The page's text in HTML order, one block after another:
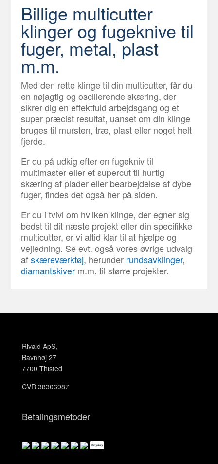
Billige multicutter
klinger og fugeknive til
fuger, metal, plast
m.m.
Med den rette klinge til din multicutter, får du
en nøjagtig og oscillerende skæring, der
sikrer dig en effektfuld arbejdsgang og et
super præcist resultat, uanset om din klinge
bruges til mursten, træ, plast eller noget helt
fjerde.
Er du på udkig efter en fugekniv til
multimaster eller et supercut til hurtig
skæring af plader eller bearbejdelse af dybe
fuger, findes det også her på siden.
Er du i tvivl om hvilken klinge, der egner sig
bedst til dit næste projekt eller din specifikke
multicutter, er vi altid klar til at hjælpe og
vejledning. Se evt. også vores øvrige udvalg
af skæreværktøj, herunder rundsavklinger,
diamantskiver m.m. til større projekter.
Rivald ApS,
Bavnhøj 27
7700 Thisted
CVR 38306987
Betalingsmetoder